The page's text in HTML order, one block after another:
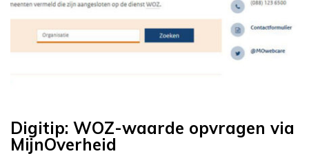
Digitip: WOZ-waarde opvragen via
MijnOverheid